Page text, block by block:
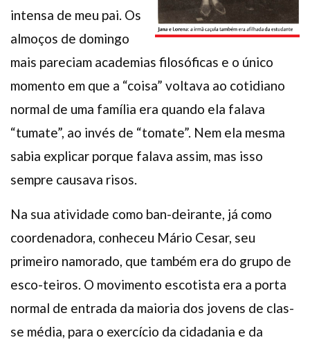
intensa de meu pai. Os
almoços de domingo
mais pareciam academias filosóficas e o único
momento em que a “coisa” voltava ao cotidiano
normal de uma família era quando ela falava
“tumate”, ao invés de “tomate”. Nem ela mesma
sabia explicar porque falava assim, mas isso
sempre causava risos.
Na sua atividade como ban-deirante, já como
coordenadora, conheceu Mário Cesar, seu
primeiro namorado, que também era do grupo de
esco-teiros. O movimento escotista era a porta
normal de entrada da maioria dos jovens de clas-
se média, para o exercício da cidadania e da